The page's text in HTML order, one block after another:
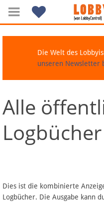
Navigation
Über Lobbypedia
Artikel nach Kategorien
Die Welt des
unseren Newsletter
Alle
Logbücher
Dies ist die kombinierte
Logbücher. Die Ausgabe kann